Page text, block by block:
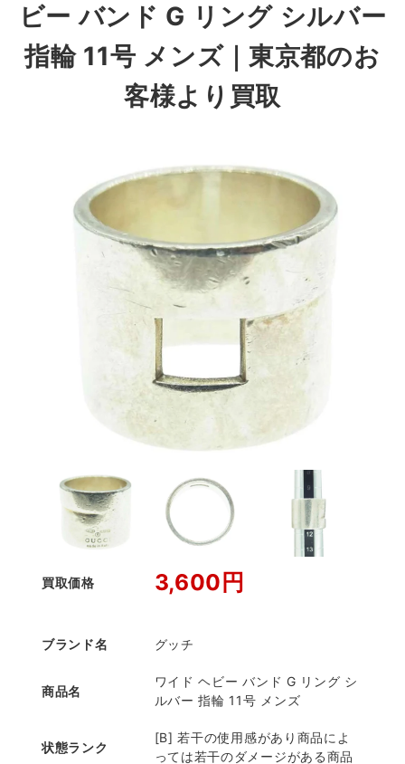
ビー バンド G リング シルバー
指輪 11号 メンズ｜東京都のお
客様より買取
買取価格 3,600円
ブランド名 グッチ
商品名
ワイド ヘビー バンド G リング シ
ルバー 指輪 11号 メンズ
状態ランク
[B] 若干の使用感があり商品によ
っては若干のダメージがある商品